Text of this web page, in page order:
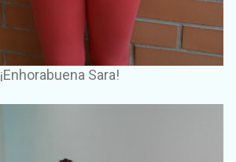
¡Enhorabuena Sara!